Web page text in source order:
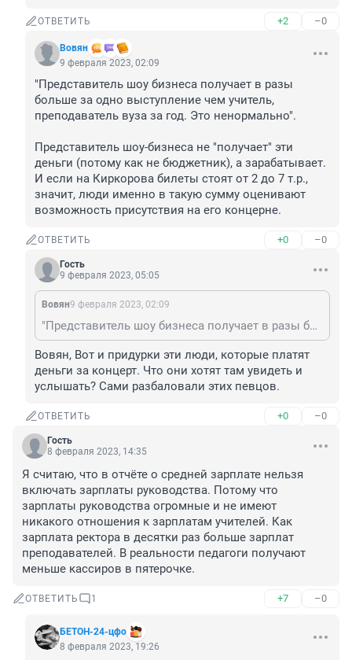
ОТВЕТИТЬ +2 –0
Вовян
9 февраля 2023, 02:09
"Представитель шоу бизнеса получает в разы
больше за одно выступление чем учитель,
преподаватель вуза за год. Это ненормально".
Представитель шоу-бизнеса не "получает" эти
деньги (потому как не бюджетник), а зарабатывает.
И если на Киркорова билеты стоят от 2 до 7 т.р.,
значит, люди именно в такую сумму оценивают
возможность присутствия на его концерне.
ОТВЕТИТЬ +0 –0
Гость
9 февраля 2023, 05:05
Вовян9 февраля 2023, 02:09
"Представитель шоу бизнеса получает в разы больше за одно выступление чем учитель, преподаватель вуза за год. Это ненормально". Представитель шоу-бизнеса не "получает" эти деньги (потому как не бюджетник), а зарабатывает. И если на Киркорова билеты стоят от 2 до 7 т.р., значит, люди именно в такую сумму оценивают возможность присутствия на его концерне.
Вовян, Вот и придурки эти люди, которые платят
деньги за концерт. Что они хотят там увидеть и
услышать? Сами разбаловали этих певцов.
ОТВЕТИТЬ +0 –0
Гость
8 февраля 2023, 14:35
Я считаю, что в отчёте о средней зарплате нельзя
включать зарплаты руководства. Потому что
зарплаты руководства огромные и не имеют
никакого отношения к зарплатам учителей. Как
зарплата ректора в десятки раз больше зарплат
преподавателей. В реальности педагоги получают
меньше кассиров в пятерочке.
ОТВЕТИТЬ 1 +7 –0
БЕТОН-24-цфо
8 февраля 2023, 19:26